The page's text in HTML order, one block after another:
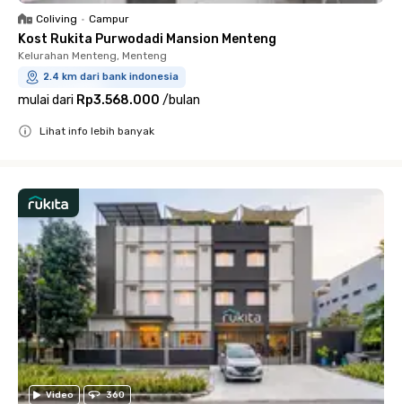
Coliving • Campur
Kost Rukita Purwodadi Mansion Menteng
Kelurahan Menteng, Menteng
2.4 km dari bank indonesia
mulai dari Rp3.568.000 /bulan
Lihat info lebih banyak
Video 360